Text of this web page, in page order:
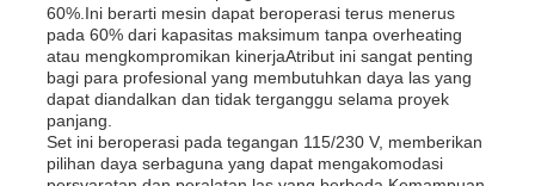
Rumah
Produk
Video
60%.Ini berarti mesin dapat beroperasi terus menerus
pada 60% dari kapasitas maksimum tanpa overheating
atau mengkompromikan kinerjaAtribut ini sangat penting
bagi para profesional yang membutuhkan daya las yang
dapat diandalkan dan tidak terganggu selama proyek
panjang.
Set ini beroperasi pada tegangan 115/230 V, memberikan
pilihan daya serbaguna yang dapat mengakomodasi